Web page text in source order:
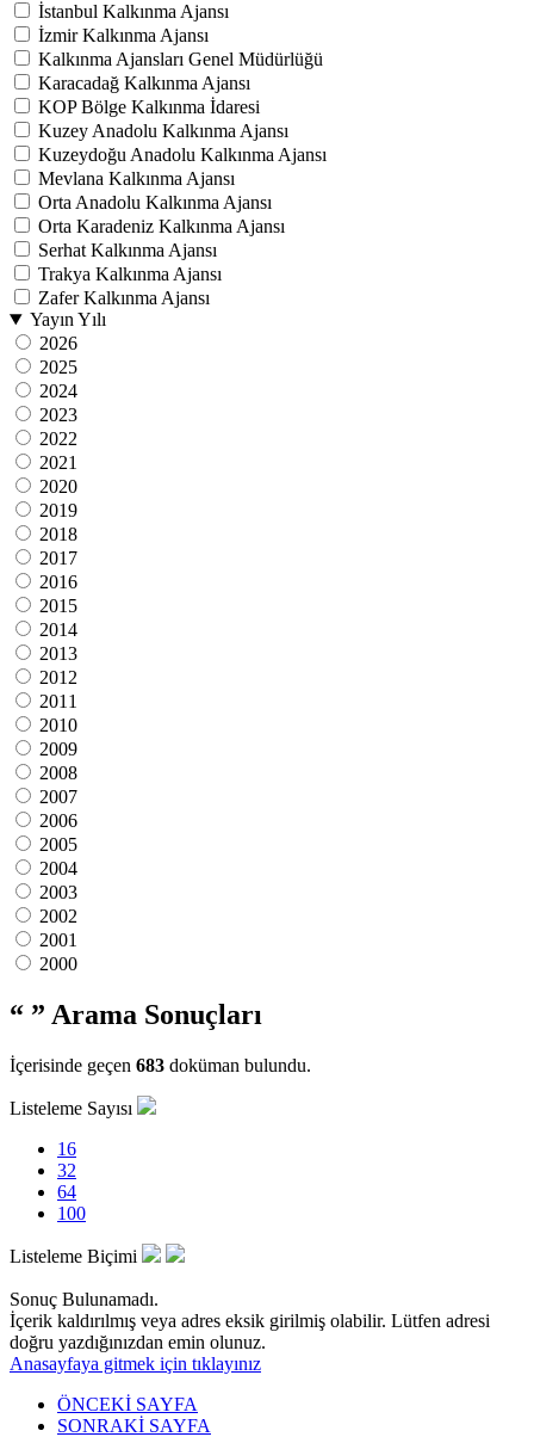
İstanbul Kalkınma Ajansı
İzmir Kalkınma Ajansı
Kalkınma Ajansları Genel Müdürlüğü
Karacadağ Kalkınma Ajansı
KOP Bölge Kalkınma İdaresi
Kuzey Anadolu Kalkınma Ajansı
Kuzeydoğu Anadolu Kalkınma Ajansı
Mevlana Kalkınma Ajansı
Orta Anadolu Kalkınma Ajansı
Orta Karadeniz Kalkınma Ajansı
Serhat Kalkınma Ajansı
Trakya Kalkınma Ajansı
Zafer Kalkınma Ajansı
Yayın Yılı
2026
2025
2024
2023
2022
2021
2020
2019
2018
2017
2016
2015
2014
2013
2012
2011
2010
2009
2008
2007
2006
2005
2004
2003
2002
2001
2000
“ ” Arama Sonuçları
İçerisinde geçen 683 doküman bulundu.
Listeleme Sayısı
16
32
64
100
Listeleme Biçimi
Sonuç Bulunamadı.
İçerik kaldırılmış veya adres eksik girilmiş olabilir. Lütfen adresi
doğru yazdığınızdan emin olunuz.
Anasayfaya gitmek için tıklayınız
ÖNCEKİ SAYFA
SONRAKİ SAYFA